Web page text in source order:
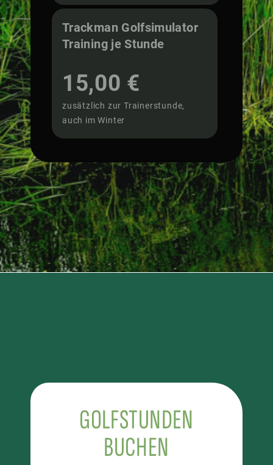
Trackman Golfsimulator
Training je Stunde
15,00 €
zusätzlich zur Trainerstunde,
auch im Winter
GOLFSTUNDEN
BUCHEN